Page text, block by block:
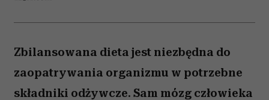
Zbilansowana dieta jest niezbędna do
zaopatrywania organizmu w potrzebne
składniki odżywcze. Sam mózg człowieka